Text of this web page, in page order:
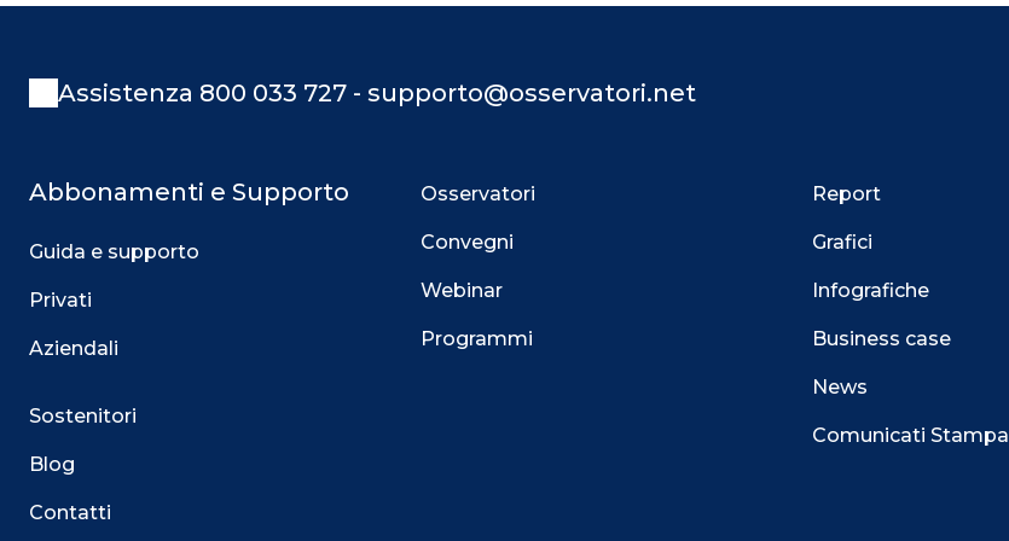
Assistenza 800 033 727 - supporto@osservatori.net
Abbonamenti e Supporto
Guida e supporto
Privati
Aziendali
Sostenitori
Blog
Contatti
Osservatori
Convegni
Webinar
Programmi
Report
Grafici
Infografiche
Business case
News
Comunicati Stampa